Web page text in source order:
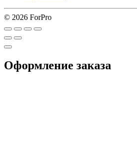
© 2026 ForPro
Оформление заказа